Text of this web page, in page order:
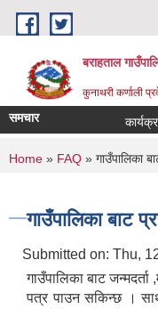
Skip to main content
बराहताल
कुनाथरी कर्णाली
समचार
You are
Home » FAQ » गाउँपालिका
गाउँपालिका बाट
Submitted on: Thu,
गाउँपालिका बाट
पत्र पाउन सकिन्छ ।